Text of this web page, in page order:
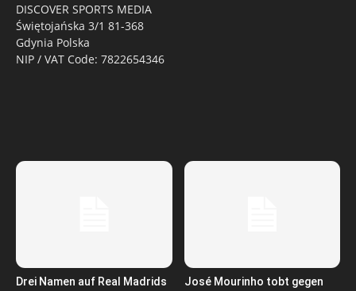
DISCOVER SPORTS MEDIA
Świętojańska 3/1 81-368
Gdynia Polska
NIP / VAT Code: 7822654346
Drei Namen auf Real Madrids
José Mourinho tobt gegen